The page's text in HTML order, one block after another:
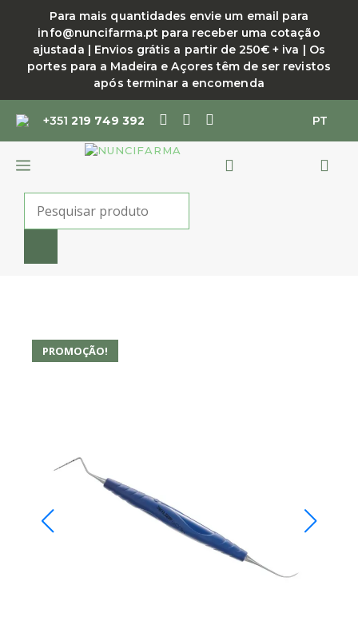
conteúdo
Para mais quantidades envie um email para
info@nuncifarma.pt para receber uma cotação
ajustada | Envios grátis a partir de 250€ + iva | Os
portes para a Madeira e Açores têm de ser revistos
após terminar a encomenda
+351219 749 392 PT
MENU
search
PROMOÇÃO!
Combinada
(Sonda
North
Carolina
(24.854.14)
-
HELMUT